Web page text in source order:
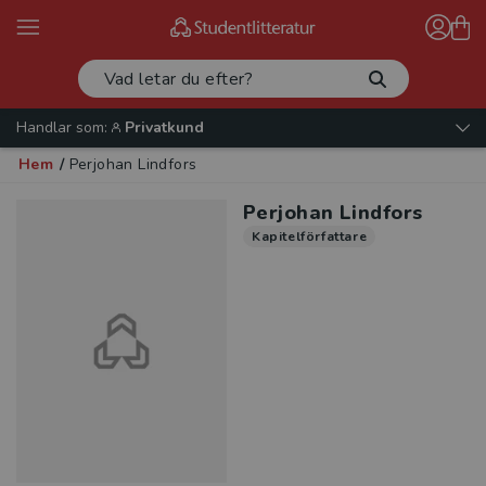
Handlar som:
Privatkund
Hem / Perjohan Lindfors
Perjohan Lindfors
Kapitelförfattare